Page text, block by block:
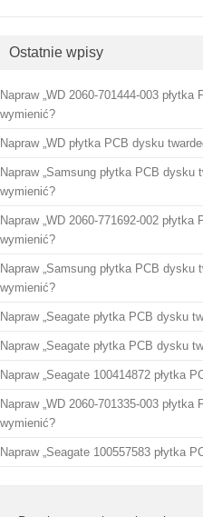
Ostatnie wpisy
Napraw „WD 2060-701444-003
wymienić?
Napraw „WD płytka PCB dysku
Napraw „Samsung płytka PCB dysku
wymienić?
Napraw „WD 2060-771692-002
wymienić?
Napraw „Samsung płytka PCB dysku
wymienić?
Napraw „Seagate płytka PCB dysku
Napraw „Seagate płytka PCB dysku
Napraw „Seagate 100414872 płytka
Napraw „WD 2060-701335-003
wymienić?
Napraw „Seagate 100557583 płytka